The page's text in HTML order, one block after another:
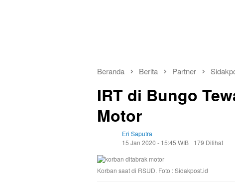
Beranda Berita Partner
IRT di Bungo
Motor
Eri Saputra
15 Jan 2020 - 15:45 WIB
179 Dilihat
Korban saat di RSUD. Foto : Sidakpost.id